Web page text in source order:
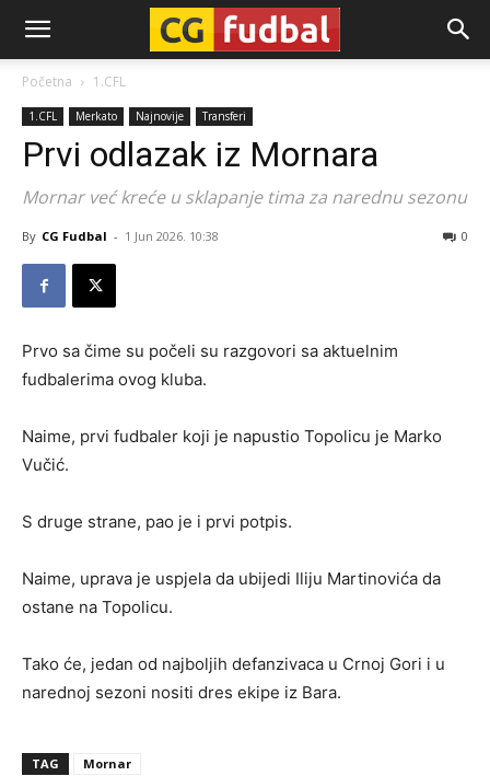
CG-
Fudbal
Početna 1.CFL
1.CFL Merkato Najnovije Transferi
Prvi odlazak iz Mornara
Mornar već kreće u sklapanje tima za narednu sezonu
By CG Fudbal - 1 Jun 2026. 10:38 0
Prvo sa čime su počeli su razgovori sa aktuelnim
fudbalerima ovog kluba.
Naime, prvi fudbaler koji je napustio Topolicu je Marko
Vučić.
S druge strane, pao je i prvi potpis.
Naime, uprava je uspjela da ubijedi Iliju Martinovića da
ostane na Topolicu.
Tako će, jedan od najboljih defanzivaca u Crnoj Gori i u
narednoj sezoni nositi dres ekipe iz Bara.
TAG Mornar